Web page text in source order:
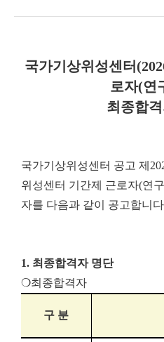
국가기상위성센터
로자(연
최종합
국가기상위성센터 공고 제
위성센터 기간제 근로자(연
자를 다음과 같이 공고합니
1. 최종합격자 명단
❍최종합격자
구 분